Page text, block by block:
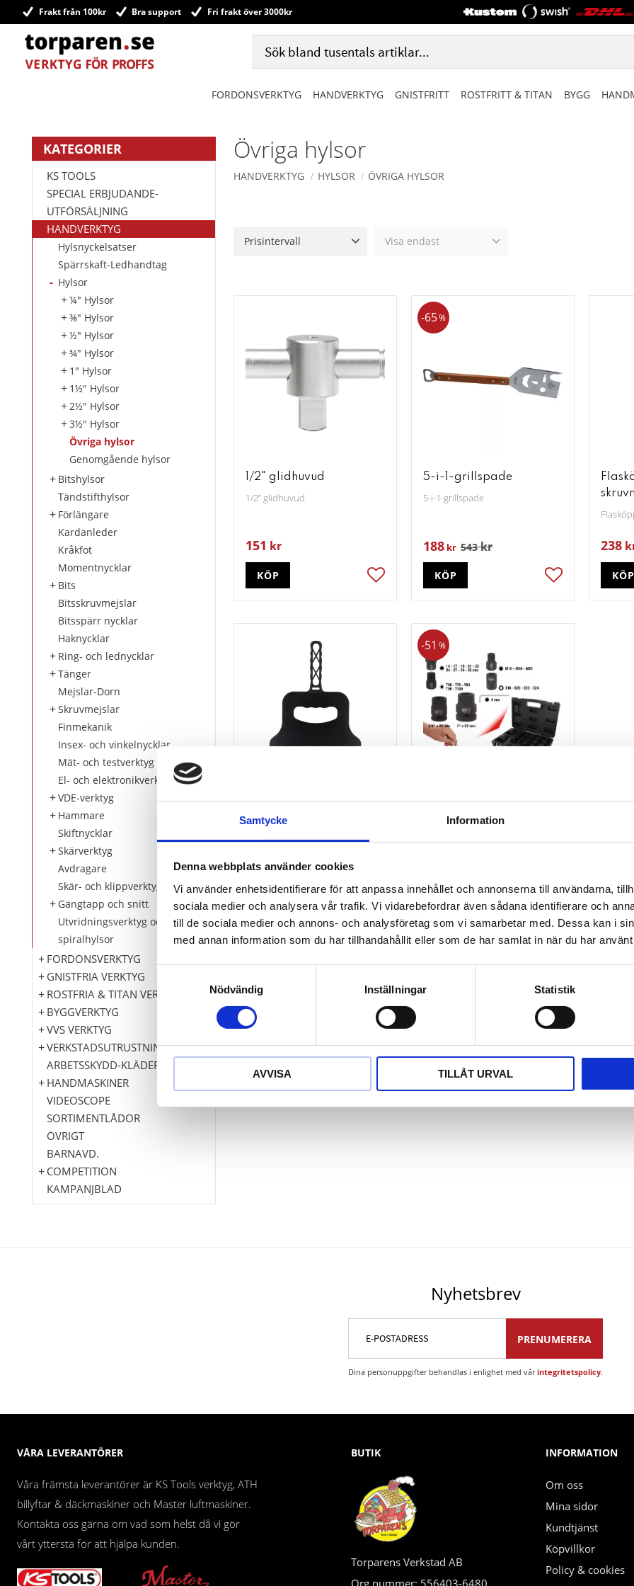
Samtycke Information
Denna webbplats använder cookies
Vi använder enhetsidentifierare för att anpassa innehållet och annonserna till användarna,
sociala medier och analysera vår trafik. Vi vidarebefordrar även sådana identifierare och
till de sociala medier och annons- och analysföretag som vi samarbetar med. Dessa kan i
med annan information som du har tillhandahållit eller som de har samlat in när du har
Nödvändig
Inställningar Statistik
AVVISA TILLÅT URVAL
Frakt från 100kr Bra support Fri frakt över 3000kr
FORDONSVERKTYG HANDVERKTYG GNISTFRITT ROSTFRITT & TITAN BYGG
Övriga hylsor
HANDVERKTYG HYLSOR ÖVRIGA HYLSOR
Prisintervall Visa endast
1/2" glidhuvud
1/2” glidhuvud
151 kr
Lägg till i favoriter
KÖP
5-i-1-grillspade
5-i-1-grillspade
188 kr 543kr
65%
Lägg till i
KÖP
238
KÖP
Grill-blad
Lägg till i favoriter
KÖP
Krafthylssats. 23 delar.
3/4 tum + 1 tum
51 %
Lägg till i
KÖP
KATEGORIER
KS TOOLS
SPECIAL ERBJUDANDE-
UTFÖRSÄLJNING
HANDVERKTYG
Hylsnyckelsatser
Spärrskaft-Ledhandtag
Hylsor
¼" Hylsor
⅜" Hylsor
½" Hylsor
¾" Hylsor
1" Hylsor
1½" Hylsor
2½" Hylsor
3½" Hylsor
Övriga hylsor
Genomgående hylsor
Bitshylsor
Tändstifthylsor
Förlängare
Kardanleder
Kråkfot
Momentnycklar
Bits
Bitsskruvmejslar
Bitsspärr nycklar
Haknycklar
Ring- och lednycklar
Tänger
Mejslar-Dorn
Skruvmejslar
Finmekanik
Insex- och vinkelnycklar
Mät- och testverktyg
El- och elektronikverktyg
VDE-verktyg
Hammare
Skiftnycklar
Skärverktyg
Avdragare
Skär- och klippverktyg
Gängtapp och snitt
Utvridningsverktyg och
spiralhylsor
FORDONSVERKTYG
GNISTFRIA VERKTYG
ROSTFRIA & TITAN VERKTYG
BYGGVERKTYG
VVS VERKTYG
VERKSTADSUTRUSTNING
ARBETSSKYDD-KLÄDER
HANDMASKINER
VIDEOSCOPE
SORTIMENTLÅDOR
ÖVRIGT
BARNAVD.
COMPETITION
KAMPANJBLAD
Nyhetsbrev
PRENUMERERA
Dina personuppgifter behandlas i enlighet med vårintegritetspolicy.
VÅRA LEVERANTÖRER
Våra främsta leverantörer är KS Tools verktyg, ATH
billyftar & däckmaskiner och Master luftmaskiner.
Kontakta oss gärna om vad som helst då vi gör
vårt yttersta för att hjälpa kunden.
BUTIK
Torparens Verkstad AB
INFORMATION
Om oss
Mina sidor
Kundtjänst
Köpvillkor
Policy & cookies